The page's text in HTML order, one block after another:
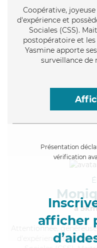
Coopérative,
d'expérience et
Sociales (CSS).
postopératoire et
Yasmine apporte
surveillance de
Présentation
vérification
afficher
à
,
d'expérience et